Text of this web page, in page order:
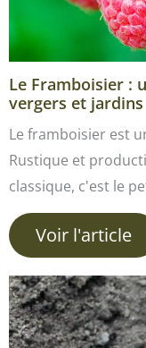
Le Framboisier :
vergers et jardins
Le framboisier est
Rustique et
classique, c'est le
Voir l'article